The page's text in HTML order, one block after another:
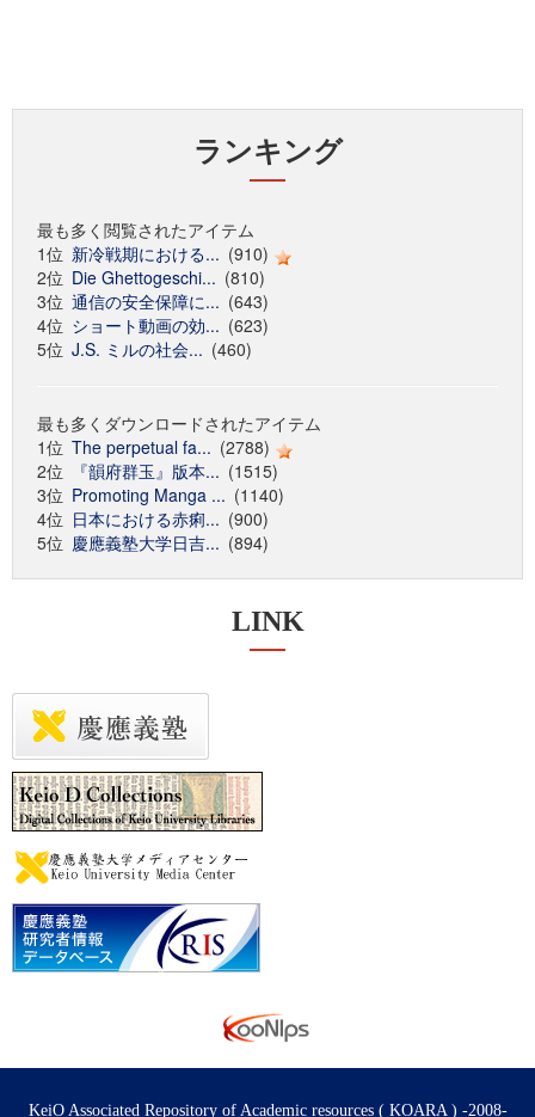
ランキング
最も多く閲覧されたアイテム
1位 新冷戦期における... (910)
2位 Die Ghettogeschi... (810)
3位 通信の安全保障に... (643)
4位 ショート動画の効... (623)
5位 J.S. ミルの社会... (460)
最も多くダウンロードされたアイテム
1位 The perpetual fa... (2788)
2位
『韻府群玉』版本... (1515)
3位 Promoting Manga ... (1140)
4位 日本における赤痢... (900)
5位 慶應義塾大学日吉... (894)
LINK
KeiO Associated Repository of Academic resources ( KOARA ) -2008-